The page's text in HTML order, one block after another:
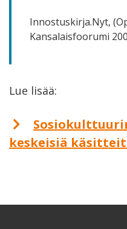
Innostuskirja.Nyt,
Kansalaisfoorumi
Lue lisää:
keskeisiä